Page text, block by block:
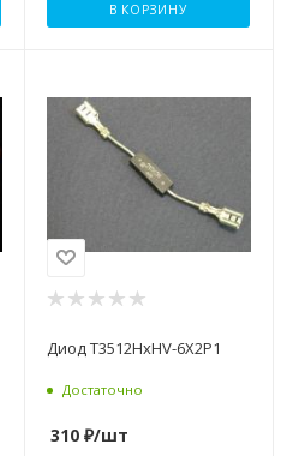
В КОРЗИНУ
Диод T3512HxHV-6X2P1
Достаточно
310₽/шт